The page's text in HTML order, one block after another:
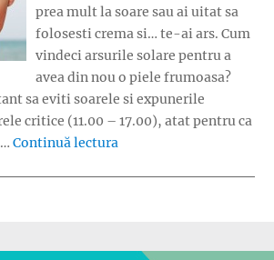
prea mult la soare sau ai uitat sa
folosesti crema si… te-ai ars. Cum
vindeci arsurile solare pentru a
avea din nou o piele frumoasa?
sa eviti soarele si expunerile
critice (11.00 – 17.00), atat pentru ca
Continuă lectura